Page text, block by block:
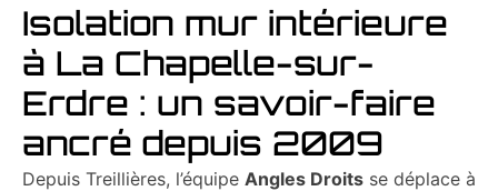
Isolation mur intérieure
à La Chapelle-sur-
Erdre : un savoir-faire
ancré depuis 2009
Depuis Treillières, l’équipe Angles Droits se déplace à